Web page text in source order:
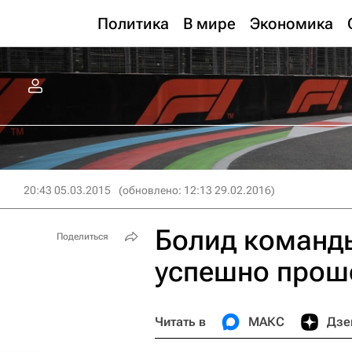
Политика В мире Экономика
20:43 05.03.2015 (обновлено: 12:13 29.02.2016)
Болид
успешно
Читать в МАКС
Поделиться